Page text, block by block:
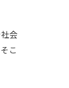
会
こ